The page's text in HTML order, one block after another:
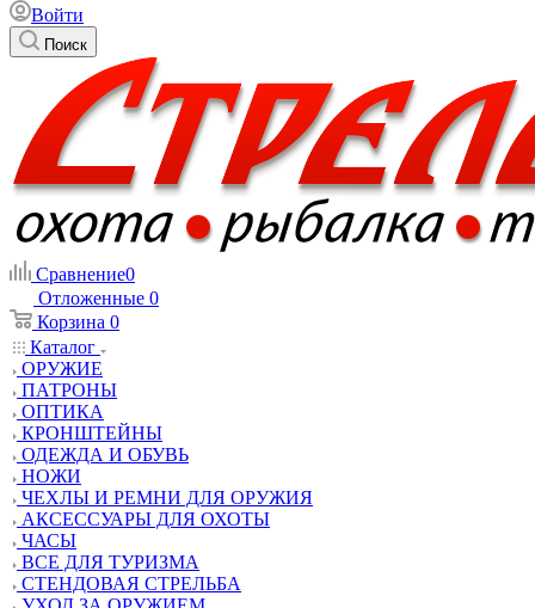
Войти
Поиск
Сравнение0
Отложенные 0
Корзина 0
Каталог
ОРУЖИЕ
ПАТРОНЫ
ОПТИКА
КРОНШТЕЙНЫ
ОДЕЖДА И ОБУВЬ
НОЖИ
ЧЕХЛЫ И РЕМНИ ДЛЯ ОРУЖИЯ
АКСЕССУАРЫ ДЛЯ ОХОТЫ
ЧАСЫ
ВСЕ ДЛЯ ТУРИЗМА
СТЕНДОВАЯ СТРЕЛЬБА